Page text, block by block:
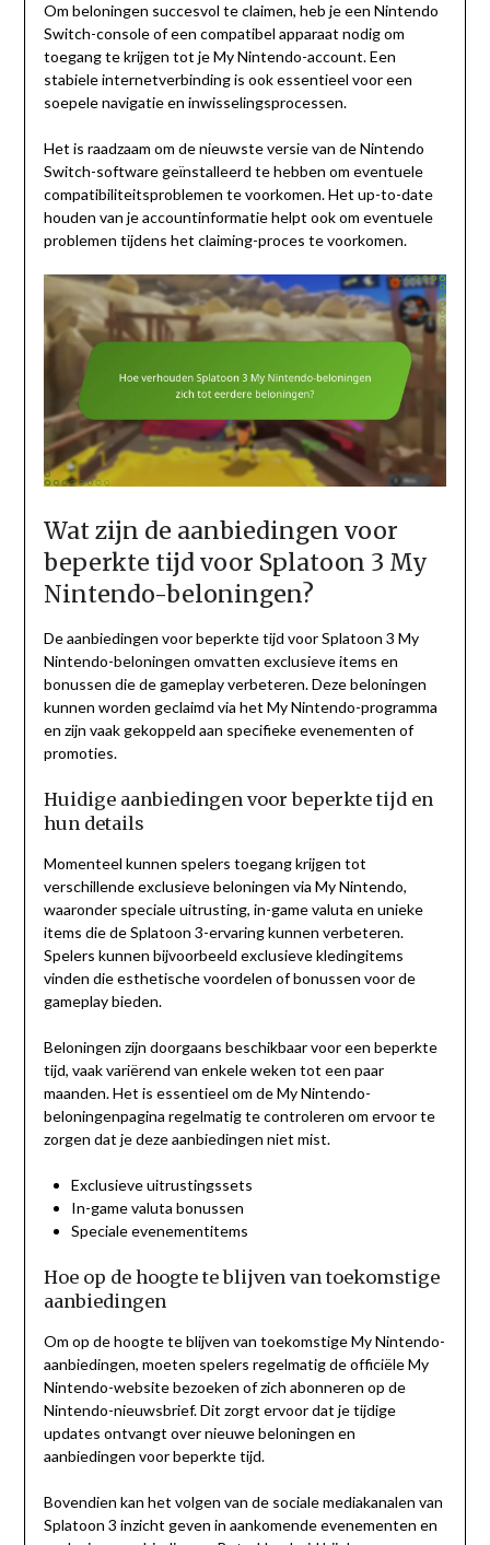
Om beloningen succesvol te claimen, heb je een Nintendo
Switch-console of een compatibel apparaat nodig om
toegang te krijgen tot je My Nintendo-account. Een
stabiele internetverbinding is ook essentieel voor een
soepele navigatie en inwisselingsprocessen.
Het is raadzaam om de nieuwste versie van de Nintendo
Switch-software geïnstalleerd te hebben om eventuele
compatibiliteitsproblemen te voorkomen. Het up-to-date
houden van je accountinformatie helpt ook om eventuele
problemen tijdens het claiming-proces te voorkomen.
Wat zijn de aanbiedingen voor
beperkte tijd voor Splatoon 3 My
Nintendo-beloningen?
De aanbiedingen voor beperkte tijd voor Splatoon 3 My
Nintendo-beloningen omvatten exclusieve items en
bonussen die de gameplay verbeteren. Deze beloningen
kunnen worden geclaimd via het My Nintendo-programma
en zijn vaak gekoppeld aan specifieke evenementen of
promoties.
Huidige aanbiedingen voor beperkte tijd en
hun details
Momenteel kunnen spelers toegang krijgen tot
verschillende exclusieve beloningen via My Nintendo,
waaronder speciale uitrusting, in-game valuta en unieke
items die de Splatoon 3-ervaring kunnen verbeteren.
Spelers kunnen bijvoorbeeld exclusieve kledingitems
vinden die esthetische voordelen of bonussen voor de
gameplay bieden.
Beloningen zijn doorgaans beschikbaar voor een beperkte
tijd, vaak variërend van enkele weken tot een paar
maanden. Het is essentieel om de My Nintendo-
beloningenpagina regelmatig te controleren om ervoor te
zorgen dat je deze aanbiedingen niet mist.
Exclusieve uitrustingssets
In-game valuta bonussen
Speciale evenementitems
Hoe op de hoogte te blijven van toekomstige
aanbiedingen
Om op de hoogte te blijven van toekomstige My Nintendo-
aanbiedingen, moeten spelers regelmatig de officiële My
Nintendo-website bezoeken of zich abonneren op de
Nintendo-nieuwsbrief. Dit zorgt ervoor dat je tijdige
updates ontvangt over nieuwe beloningen en
aanbiedingen voor beperkte tijd.
Bovendien kan het volgen van de sociale mediakanalen van
Splatoon 3 inzicht geven in aankomende evenementen en